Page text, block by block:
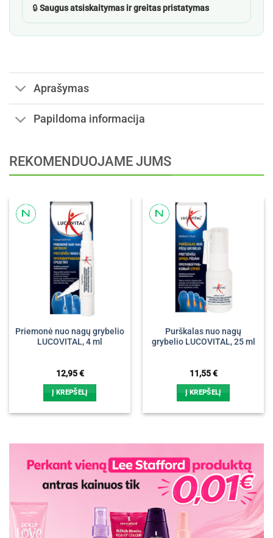
🔒Saugus atsiskaitymas ir greitas pristatymas
Aprašymas
Papildoma informacija
REKOMENDUOJAME JUMS
Priemonė nuo nagų grybelio
LUCOVITAL, 4 ml
12,95€
Į KREPŠELĮ
Purškalas nuo nagų
grybelio LUCOVITAL, 25 ml
11,55€
Į KREPŠELĮ